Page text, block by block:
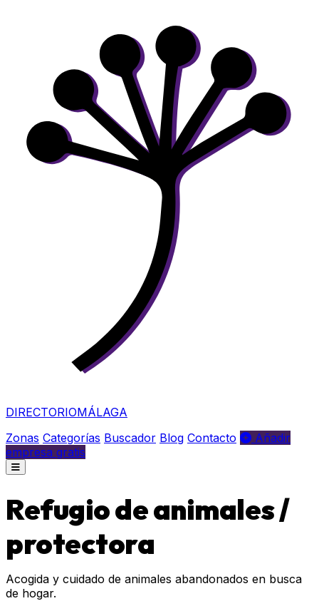
DIRECTORIOMÁLAGA
Zonas Categorías Buscador Blog Contacto
Añadir
empresa gratis
Refugio de animales /
protectora
Acogida y cuidado de animales abandonados en busca
de hogar.